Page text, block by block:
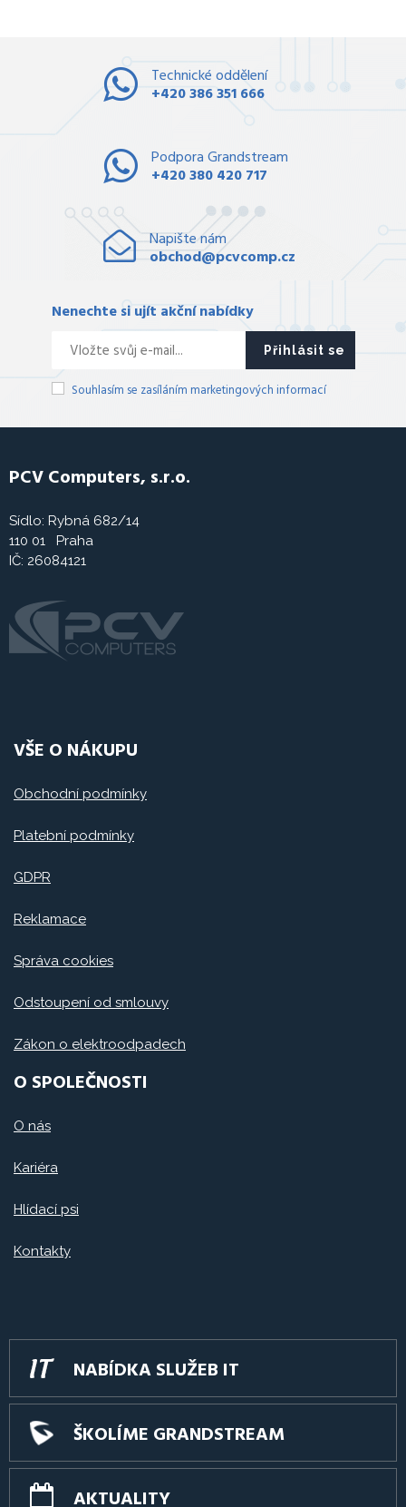
Technické oddělení
+420 386 351 666
Podpora Grandstream
+420 380 420 717
Napište nám
obchod@pcvcomp.cz
Nenechte si ujít akční nabídky
Přihlásit se
Souhlasím se zasíláním marketingových informací
PCV Computers, s.r.o.
Sídlo: Rybná 682/14
110 01 Praha
IČ: 26084121
VŠE O NÁKUPU
Obchodní podmínky
Platební podmínky
GDPR
Reklamace
Správa cookies
Odstoupení od smlouvy
Zákon o elektroodpadech
O SPOLEČNOSTI
O nás
Kariéra
Hlídací psi
Kontakty
NABÍDKA SLUŽEB IT
ŠKOLÍME GRANDSTREAM
AKTUALITY